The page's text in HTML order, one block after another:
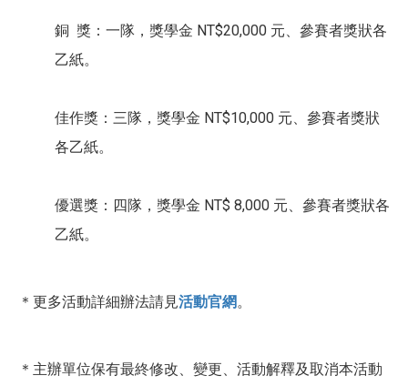
銅 獎：一隊，獎學金 NT$20,000 元、參賽者獎狀各
乙紙。
佳作獎：三隊，獎學金 NT$10,000 元、參賽者獎狀
各乙紙。
優選獎：四隊，獎學金 NT$ 8,000 元、參賽者獎狀各
乙紙。
＊更多活動詳細辦法請見活動官網。
＊主辦單位保有最終修改、變更、活動解釋及取消本活動